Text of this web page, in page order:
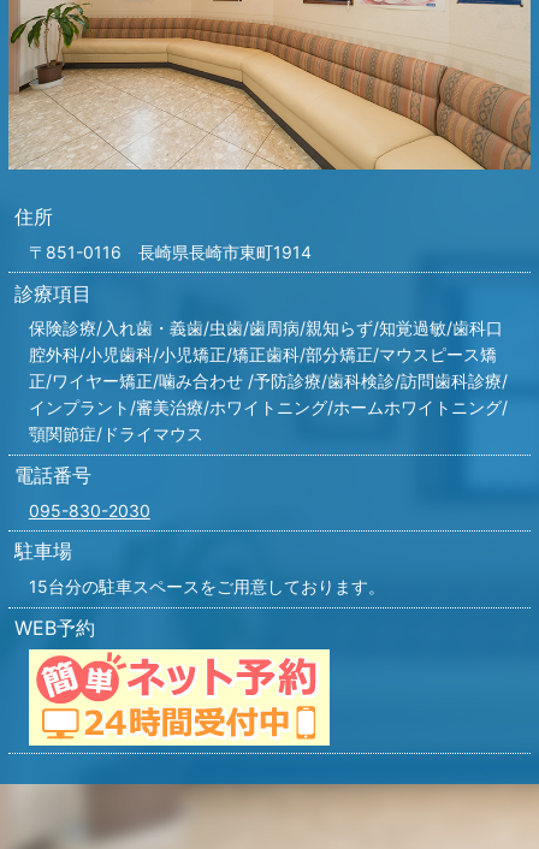
住所
〒851-0116 長崎県長崎市東町1914
診療項目
保険診療/入れ歯・義歯/虫歯/歯周病/親知らず/知覚過敏/歯科口
腔外科/小児歯科/小児矯正/矯正歯科/部分矯正/マウスピース矯
正/ワイヤー矯正/噛み合わせ /予防診療/歯科検診/訪問歯科診療/
インプラント/審美治療/ホワイトニング/ホームホワイトニング/
顎関節症/ドライマウス
電話番号
095-830-2030
駐車場
15台分の駐車スペースをご用意しております。
WEB予約